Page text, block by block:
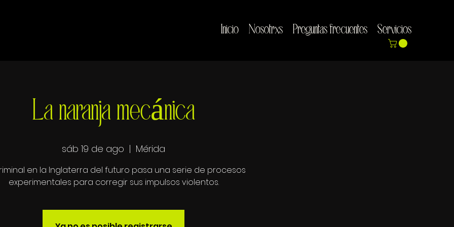
Inicio Nosotrxs Preguntas frecuentes Servicios
La naranja mecánica
sáb 19 de ago
  |
Mérida
en la Inglaterra del futuro pasa una serie de procesos
experimentales para corregir sus impulsos violentos.